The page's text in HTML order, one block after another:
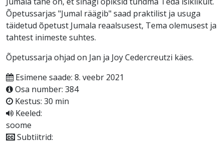
Õpetussarjas "Jumal räägib" saad praktilist ja usuga
täidetud õpetust Jumala reaalsusest, Tema olemusest ja
tahtest inimeste suhtes.
Õpetussarja ohjad on Jan ja Joy Cedercreutzi käes.
Esimene saade: 8. veebr 2021
Osa number: 384
Kestus: 30 min
Keeled:
soome
Subtiitrid: